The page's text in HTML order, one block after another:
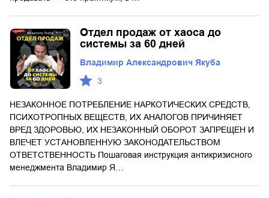
Отдел продаж от хаоса до
системы за 60 дней
Владимир Александрович Якуба
3
НЕЗАКОННОЕ ПОТРЕБЛЕНИЕ НАРКОТИЧЕСКИХ СРЕДСТВ,
ПСИХОТРОПНЫХ ВЕЩЕСТВ, ИХ АНАЛОГОВ ПРИЧИНЯЕТ
ВРЕД ЗДОРОВЬЮ, ИХ НЕЗАКОННЫЙ ОБОРОТ ЗАПРЕЩЕН И
ВЛЕЧЕТ УСТАНОВЛЕННУЮ ЗАКОНОДАТЕЛЬСТВОМ
ОТВЕТСТВЕННОСТЬ Пошаговая инструкция антикризисного
менеджмента Владимир Я…